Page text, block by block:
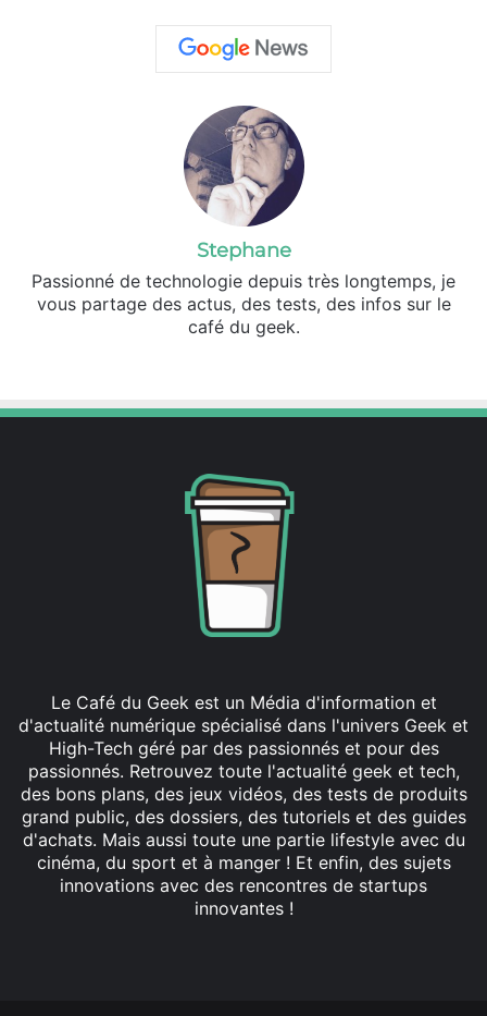
Stephane
Passionné de technologie depuis très longtemps, je
vous partage des actus, des tests, des infos sur le
café du geek.
te
bo
Le Café du Geek est un Média d'information et
d'actualité numérique spécialisé dans l'univers Geek et
High-Tech géré par des passionnés et pour des
passionnés. Retrouvez toute l'actualité geek et tech,
des bons plans, des jeux vidéos, des tests de produits
grand public, des dossiers, des tutoriels et des guides
d'achats. Mais aussi toute une partie lifestyle avec du
cinéma, du sport et à manger ! Et enfin, des sujets
innovations avec des rencontres de startups
innovantes !